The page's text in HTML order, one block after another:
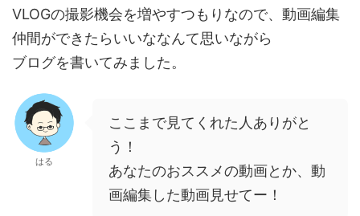
VLOGの撮影機会を増やすつもりなので、動画編集
仲間ができたらいいななんて思いながら
ブログを書いてみました。
はる
ここまで見てくれた人ありがと
う！
あなたのおススメの動画とか、動
画編集した動画見せてー！